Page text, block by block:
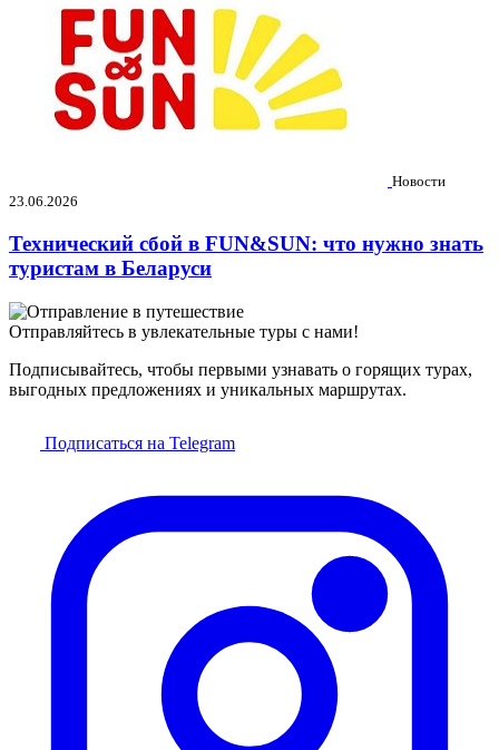
Новости
23.06.2026
Технический сбой в FUN&SUN: что нужно знать
туристам в Беларуси
Отправляйтесь в увлекательные туры с нами!
Подписывайтесь, чтобы первыми узнавать о горящих турах,
выгодных предложениях и уникальных маршрутах.
Подписаться на Telegram